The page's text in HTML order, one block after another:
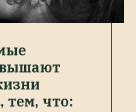
тем, что: